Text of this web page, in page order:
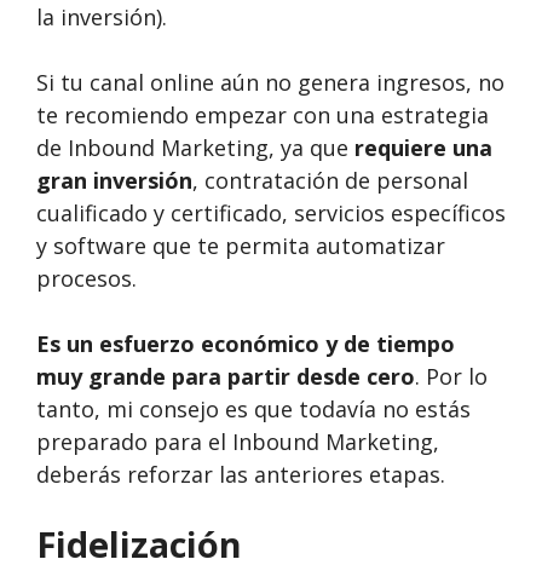
la inversión).
Si tu canal online aún no genera ingresos, no
te recomiendo empezar con una estrategia
de Inbound Marketing, ya que requiere una
gran inversión, contratación de personal
cualificado y certificado, servicios específicos
y software que te permita automatizar
procesos.
Es un esfuerzo económico y de tiempo
muy grande para partir desde cero. Por lo
tanto, mi consejo es que todavía no estás
preparado para el Inbound Marketing,
deberás reforzar las anteriores etapas.
Fidelización